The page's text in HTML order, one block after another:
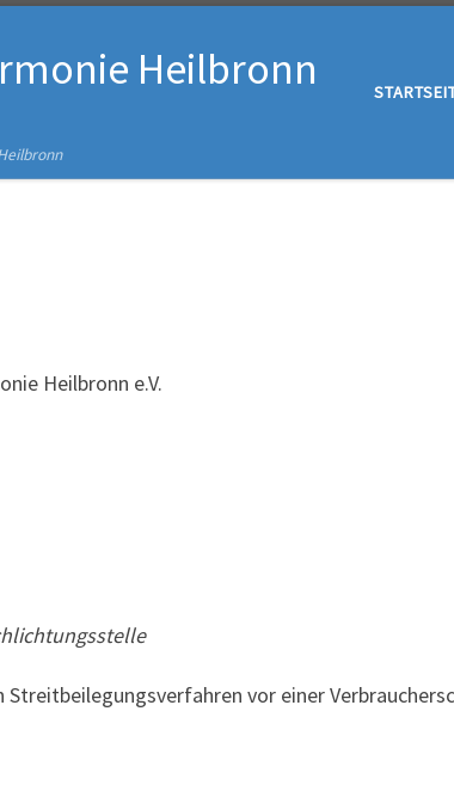
Heilbronn
Heilbronn e.V.
vor einer